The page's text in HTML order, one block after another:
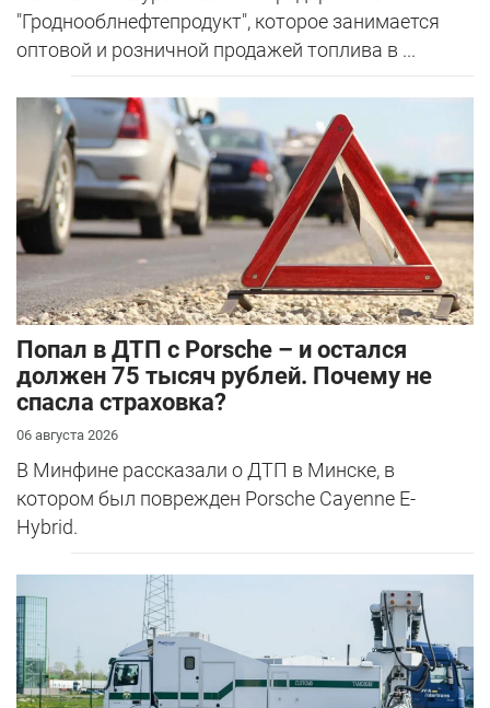
"Гроднооблнефтепродукт", которое занимается
оптовой и розничной продажей топлива в ...
​Попал в ДТП с Porsche – и остался
должен 75 тысяч рублей. Почему не
спасла страховка?
06 августа 2026
В Минфине рассказали о ДТП в Минске, в
котором был поврежден Porsche Cayenne E-
Hybrid.